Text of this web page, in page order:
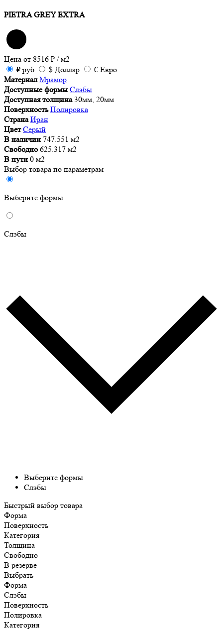
PIETRA GREY EXTRA
Цена от 8516 ₽ / м2
₽ руб $ Доллар € Евро
Материал Мрамор
Доступные формы Слэбы
Доступная толщина 30мм, 20мм
Поверхность Полировка
Страна Иран
Цвет Серый
В наличии 747.551 м2
Свободно 625.317 м2
В пути 0 м2
Выбор товара по параметрам
Выберите формы
Слэбы
Выберите формы
Слэбы
Быстрый выбор товара
Форма
Поверхность
Категория
Толщина
Свободно
В резерве
Выбрать
Форма
Слэбы
Поверхность
Полировка
Категория